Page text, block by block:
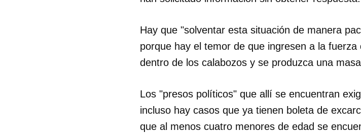
Para poder guardar como favorito,
cuenta de 14ymedio.
Hay que "solventar esta situación de manera
porque hay el temor de que ingresen a la
dentro de los calabozos y se produzca una
Los "presos políticos" que allí se encuentran
incluso hay casos que ya tienen boleta de
que al menos cuatro menores de edad se